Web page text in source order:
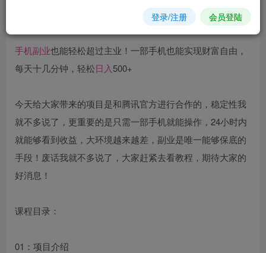
手机副业也能轻松超过主业！一部手机也能实现财富自由，
每天十几分钟，轻松日入500+
今天给大家带来的项目是和腾讯官方进行合作的，稳定性我
就不多说了，更重要的是只需一部手机就能操作，24小时内
就能够看到收益，大环境越来越差，副业是唯一能够保底的
手段！废话我就不多说了，大家赶紧去看教程，期待大家的
好消息！
课程目录：
01：项目介绍
登录/注册 会员登陆